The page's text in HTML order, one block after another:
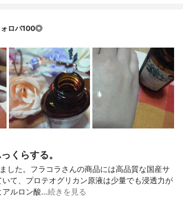
ロバ100◎
くらする。
した。フラコラさんの商品には高品質な国産サ
て、プロテオグリカン原液は少量でも浸透力が
アルロン酸…続きを見る